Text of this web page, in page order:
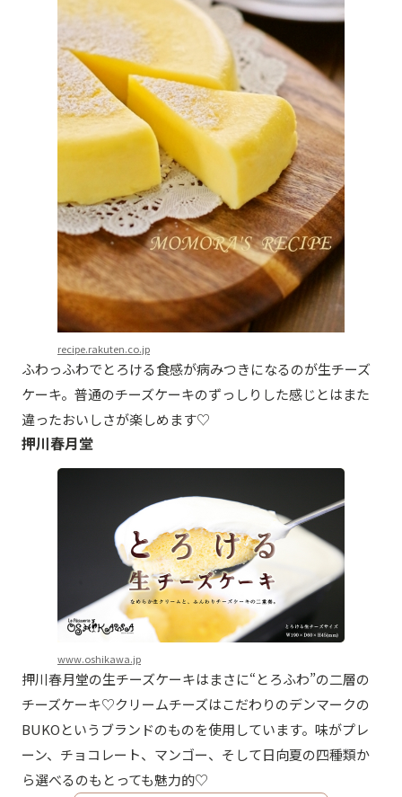
recipe.rakuten.co.jp
ふわっふわでとろける食感が病みつきになるのが生チーズ
ケーキ。普通のチーズケーキのずっしりした感じとはまた
違ったおいしさが楽しめます♡
押川春月堂
www.oshikawa.jp
押川春月堂の生チーズケーキはまさに“とろふわ”の二層の
チーズケーキ♡クリームチーズはこだわりのデンマークの
BUKOというブランドのものを使用しています。味がプレ
ーン、チョコレート、マンゴー、そして日向夏の四種類か
ら選べるのもとっても魅力的♡